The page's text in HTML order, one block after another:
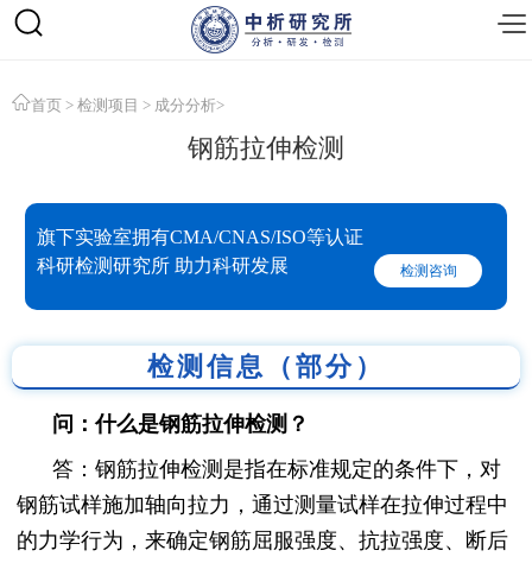
首页 > 检测项目 > 成分分析>
钢筋拉伸检测
旗下实验室拥有CMA/CNAS/ISO等认证
科研检测研究所 助力科研发展
检测咨询
检测信息（部分）
问：什么是钢筋拉伸检测？
答：钢筋拉伸检测是指在标准规定的条件下，对
钢筋试样施加轴向拉力，通过测量试样在拉伸过程中
的力学行为，来确定钢筋屈服强度、抗拉强度、断后